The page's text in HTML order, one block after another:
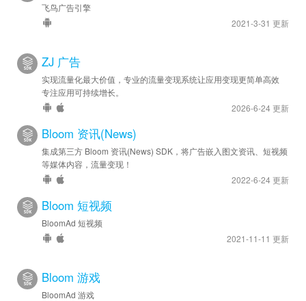
飞鸟广告引擎
2021-3-31 更新
ZJ 广告
实现流量化最大价值，专业的流量变现系统让应用变现更简单高效
专注应用可持续增长。
2026-6-24 更新
Bloom 资讯(News)
集成第三方 Bloom 资讯(News) SDK，将广告嵌入图文资讯、短视频
等媒体内容，流量变现！
2022-6-24 更新
Bloom 短视频
BloomAd 短视频
2021-11-11 更新
Bloom 游戏
BloomAd 游戏